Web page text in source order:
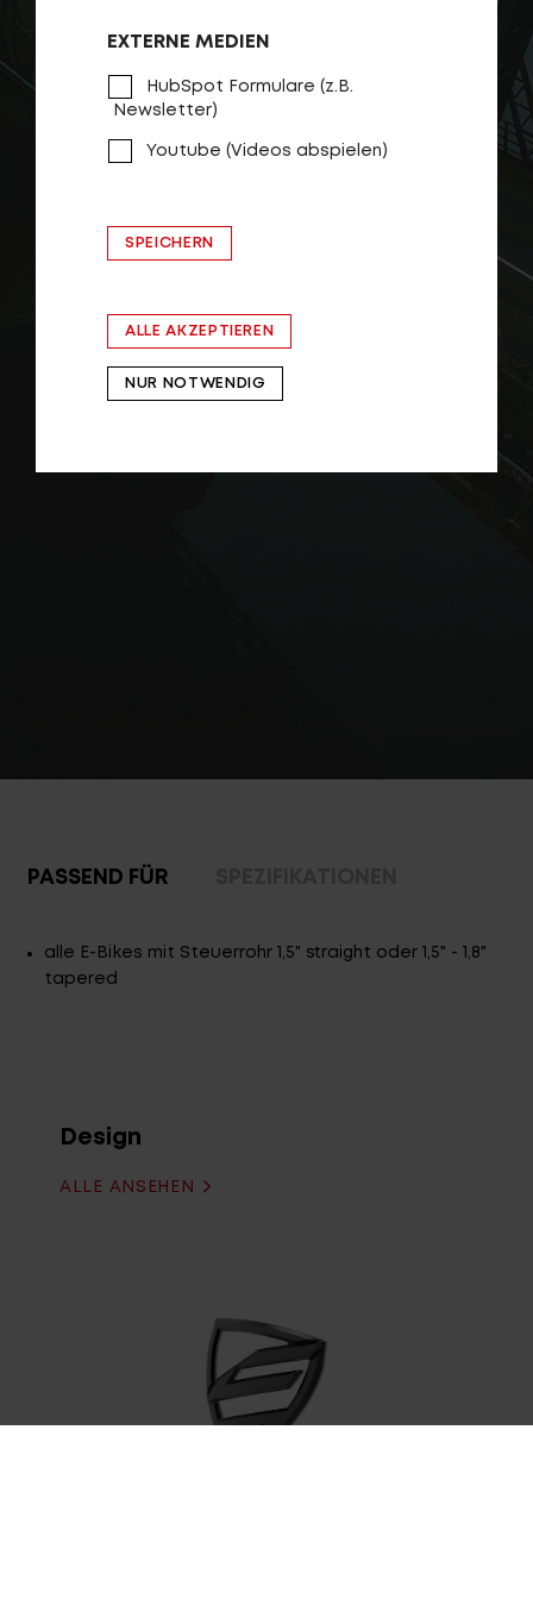
PASSEND FÜR
alle E-Bikes mit Steuerrohr 1,5" straight oder 1,5" - 1,8"
tapered
Design
ALLE ANSEHEN
EXTERNE MEDIEN
HubSpot Formulare (z.B.
Newsletter)
Youtube (Videos abspielen)
SPEICHERN
ALLE AKZEPTIEREN
NUR NOTWENDIG